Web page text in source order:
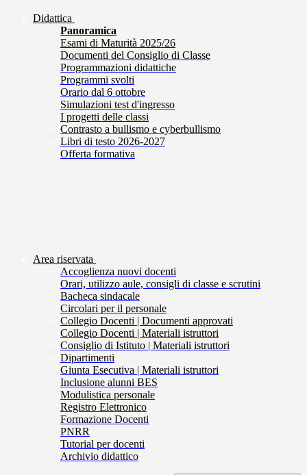
Didattica
Panoramica
Esami di Maturità 2025/26
Documenti del Consiglio di Classe
Programmazioni didattiche
Programmi svolti
Orario dal 6 ottobre
Simulazioni test d'ingresso
I progetti delle classi
Contrasto a bullismo e cyberbullismo
Libri di testo 2026-2027
Offerta formativa
Area riservata
Accoglienza nuovi docenti
Orari, utilizzo aule, consigli di classe e scrutini
Bacheca sindacale
Circolari per il personale
Collegio Docenti | Documenti approvati
Collegio Docenti | Materiali istruttori
Consiglio di Istituto | Materiali istruttori
Dipartimenti
Giunta Esecutiva | Materiali istruttori
Inclusione alunni BES
Modulistica personale
Registro Elettronico
Formazione Docenti
PNRR
Tutorial per docenti
Archivio didattico